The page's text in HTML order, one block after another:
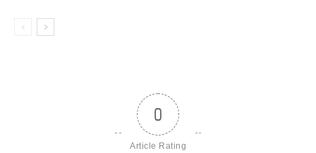
0
Article Rating